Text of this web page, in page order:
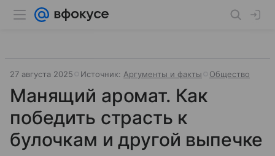
27 августа 2025 Источник: Аргументы и факты Общество
Манящий аромат. Как
победить страсть к
булочкам и другой выпечке